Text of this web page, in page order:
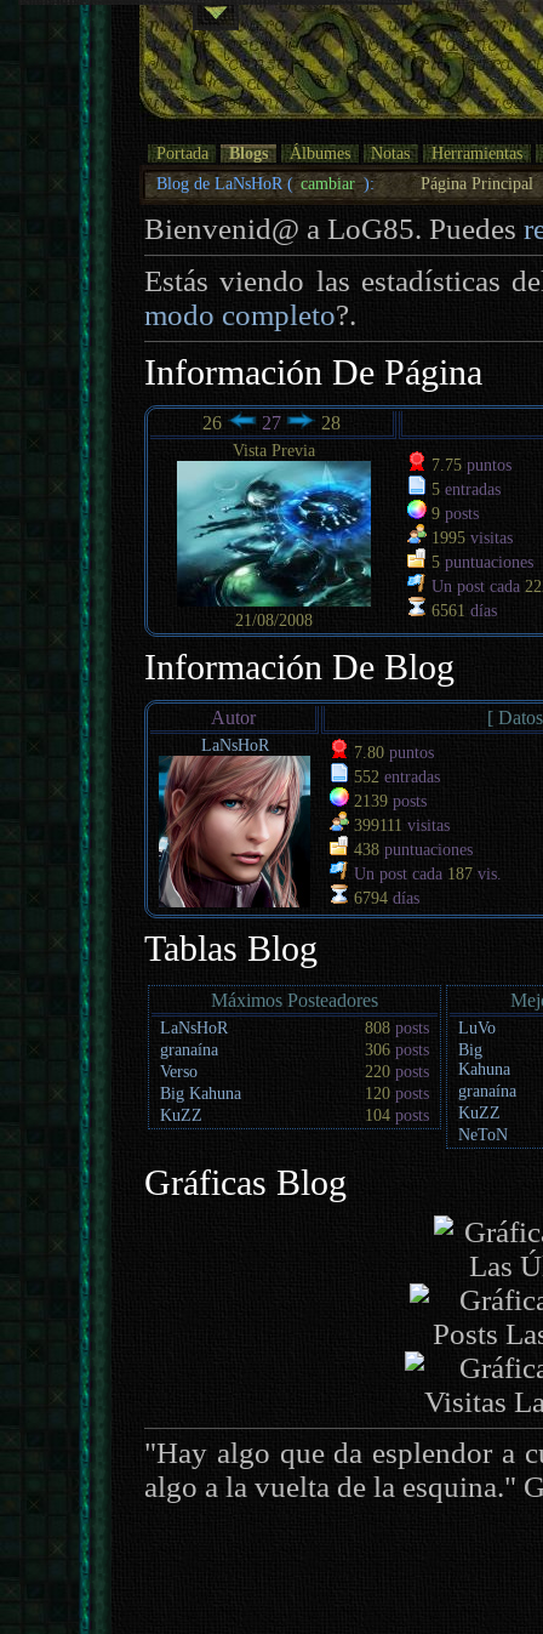
Portada Blogs Álbumes Notas
Herramientas
Blog de LaNsHoR ( cambiar ): Página Principal
Bienvenid@ a LoG85. Puedes
Estás viendo las estadísticas
modo completo?.
Información De Página
26 27 28
Vista Previa
21/08/2008
7.75puntos
5entradas
9posts
1995visitas
5puntuaciones
Un post cada
6561 días
Información De Blog
Autor [
LaNsHoR 7.80puntos
552 entradas
2139posts
399111 visitas
438puntuaciones
Un post cada 187vis.
6794días
Tablas Blog
Máximos Posteadores
LaNsHoR 808 posts
granaína
306 posts
Verso
220 posts
Big Kahuna
120 posts
KuZZ
104 posts
LuVo
Big
Kahuna
granaína
KuZZ
NeToN
Gráficas Blog
"Hay algo que da esplendor a
algo a la vuelta de la esquina."